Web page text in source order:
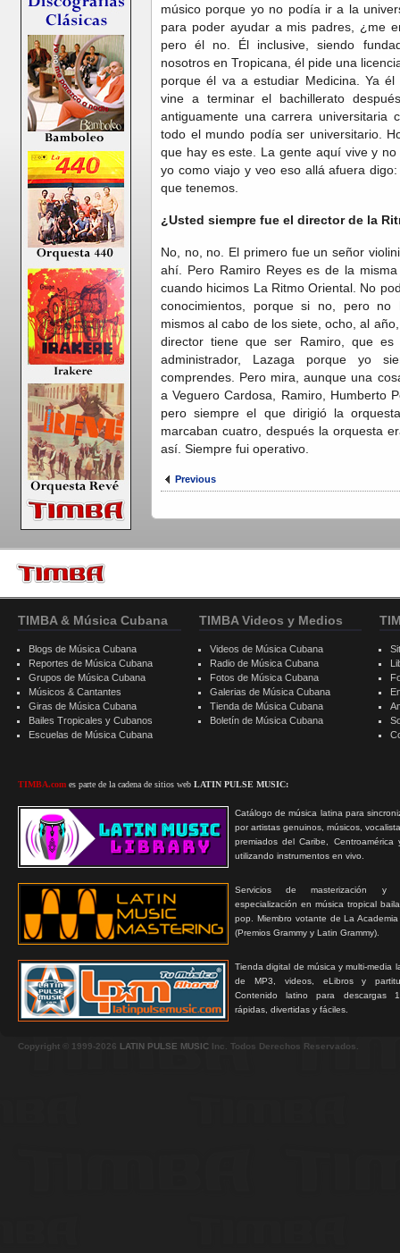
músico porque yo no podía ir a la
para poder ayudar a mis padres, ¿me
pero él no. Él inclusive, siendo
nosotros en Tropicana, él pide una
porque él va a estudiar Medicina. Ya
vine a terminar el bachillerato
antiguamente una carrera
todo el mundo podía ser universitario.
que hay es este. La gente aquí vive y
yo como viajo y veo eso allá afuera
que tenemos.
¿Usted siempre fue el director de la
No, no, no. El primero fue un señor
ahí. Pero Ramiro Reyes es de la
cuando hicimos La Ritmo Oriental. No
conocimientos, porque si no, pero no
mismos al cabo de los siete, ocho, al
director tiene que ser Ramiro, que
administrador, Lazaga porque yo
comprendes. Pero mira, aunque una
a Veguero Cardosa, Ramiro, Humberto
pero siempre el que dirigió la
marcaban cuatro, después la orquesta
así. Siempre fui operativo.
Previous
TIMBA & Música Cubana
Blogs de Música Cubana
Reportes de Música Cubana
Grupos de Música Cubana
Músicos & Cantantes
Giras de Música Cubana
Bailes Tropicales y Cubanos
Escuelas de Música Cubana
TIMBA.com es parte de la cadena de sitios web LATIN PULSE MUSIC:
Catálogo de música latina para
por artistas genuinos, músicos,
premiados del Caribe, Centroamérica
utilizando instrumentos en vivo.
Servicios de masterización y
especialización en música tropical
pop. Miembro votante de La
(Premios Grammy y Latin Grammy).
Tienda digital de música y multi-media
de MP3, videos, eLibros y
Contenido latino para descargas
rápidas, divertidas y fáciles.
TIMBA Videos y Medios
Videos de Música Cubana
Radio de Música Cubana
Fotos de Música Cubana
Galerias de Música Cubana
Tienda de Música Cubana
Boletín de Música Cubana
Copyright © 1999-2026 LATIN PULSE MUSIC Inc. Todos Derechos Reservados.